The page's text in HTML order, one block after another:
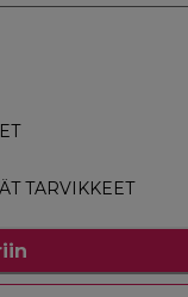
TARVIKKEET